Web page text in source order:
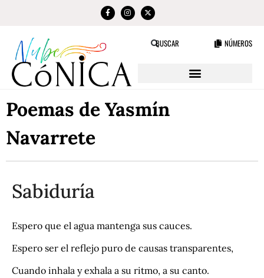
BUSCAR NÚMEROS
Poemas de Yasmín
Navarrete
Sabiduría
Espero que el agua mantenga sus cauces.
Espero ser el reflejo puro de causas transparentes,
Cuando inhala y exhala a su ritmo, a su canto.